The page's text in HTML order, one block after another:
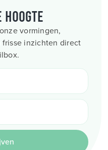
hoogte
vormingen,
inzichten direct